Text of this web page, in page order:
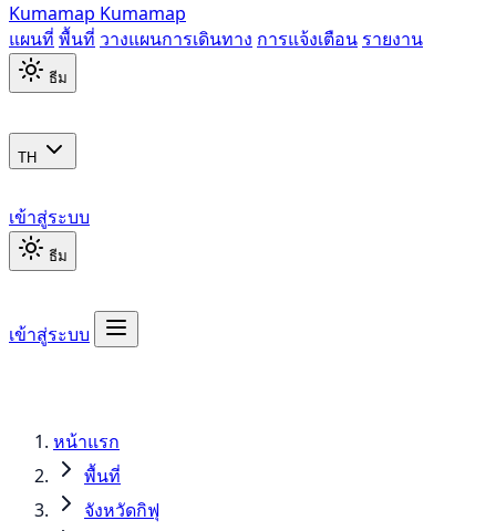
Kumamap Kumamap
แผนที่ พื้นที่ วางแผนการเดินทาง การแจ้งเตือน รายงาน
ธีม
TH
เข้าสู่ระบบ
ธีม
เข้าสู่ระบบ
หน้าแรก
พื้นที่
จังหวัดกิฟุ